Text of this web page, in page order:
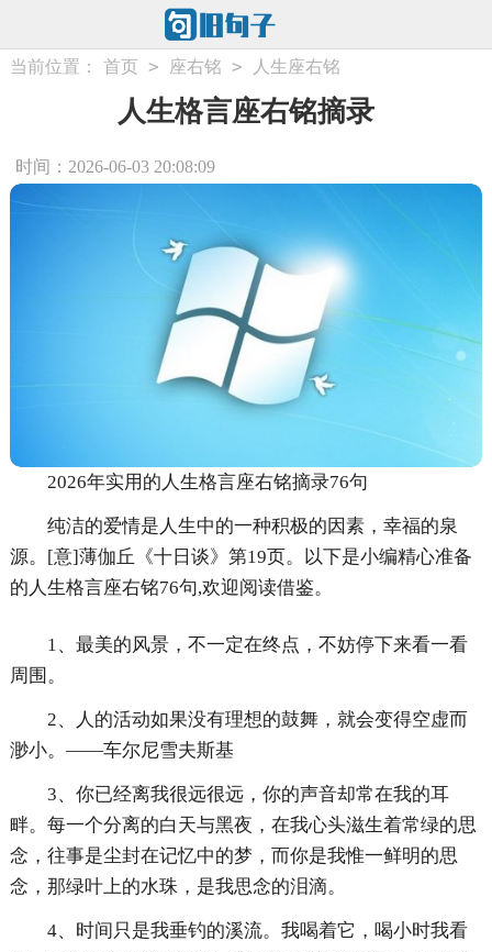
当前位置： 首页 > 座右铭 > 人生座右铭
人生格言座右铭摘录
时间：2026-06-03 20:08:09
2026年实用的人生格言座右铭摘录76句
纯洁的爱情是人生中的一种积极的因素，幸福的泉
源。[意]薄伽丘《十日谈》第19页。以下是小编精心准备
的人生格言座右铭76句,欢迎阅读借鉴。
1、最美的风景，不一定在终点，不妨停下来看一看
周围。
2、人的活动如果没有理想的鼓舞，就会变得空虚而
渺小。——车尔尼雪夫斯基
3、你已经离我很远很远，你的声音却常在我的耳
畔。每一个分离的白天与黑夜，在我心头滋生着常绿的思
念，往事是尘封在记忆中的梦，而你是我惟一鲜明的思
念，那绿叶上的水珠，是我思念的泪滴。
4、时间只是我垂钓的溪流。我喝着它，喝小时我看